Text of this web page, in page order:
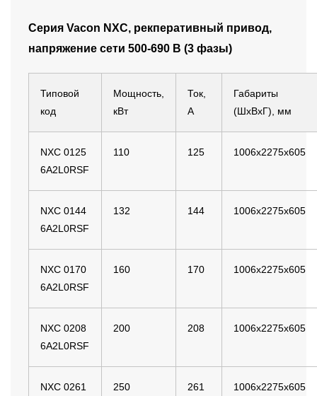
Серия Vacon NXС, рекперативный привод,
напряжение сети 500-690 B (3 фазы)
Типовой
код
Мощность,
кВт
Ток,
А
Габариты
(ШхВхГ), мм
NXC 0125
6A2L0RSF
110 125 1006x2275x605
NXC 0144
6A2L0RSF
132 144 1006x2275x605
NXC 0170
6A2L0RSF
160 170 1006x2275x605
NXC 0208
6A2L0RSF
200 208 1006x2275x605
NXC 0261
250 261 1006x2275x605